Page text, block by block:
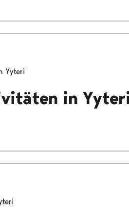
Yyteri
in